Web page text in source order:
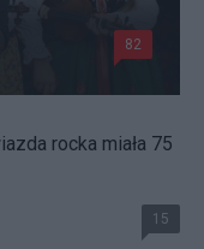
82
rocka miała 75
15